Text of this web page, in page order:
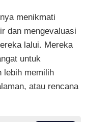
menikmati
dan mengevaluasi
lalui. Mereka
untuk
lebih memilih
atau rencana